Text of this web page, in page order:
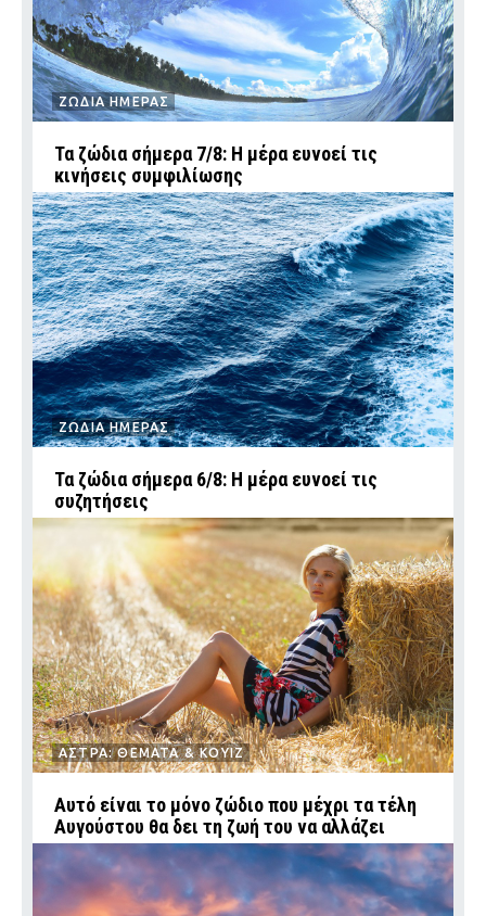
ΖΩΔΙΑ ΗΜΕΡΑΣ
Τα ζώδια σήμερα 7/8: Η μέρα ευνοεί τις
κινήσεις συμφιλίωσης
ΖΩΔΙΑ ΗΜΕΡΑΣ
Τα ζώδια σήμερα 6/8: Η μέρα ευνοεί τις
συζητήσεις
ΑΣΤΡΑ: ΘΕΜΑΤΑ & ΚΟΥΙΖ
Αυτό είναι το μόνο ζώδιο που μέχρι τα τέλη
Αυγούστου θα δει τη ζωή του να αλλάζει